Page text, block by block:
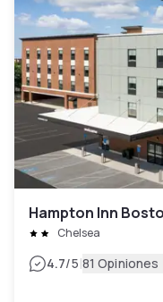
Hampton Inn
Chelsea
4.7/5|81 Opiniones